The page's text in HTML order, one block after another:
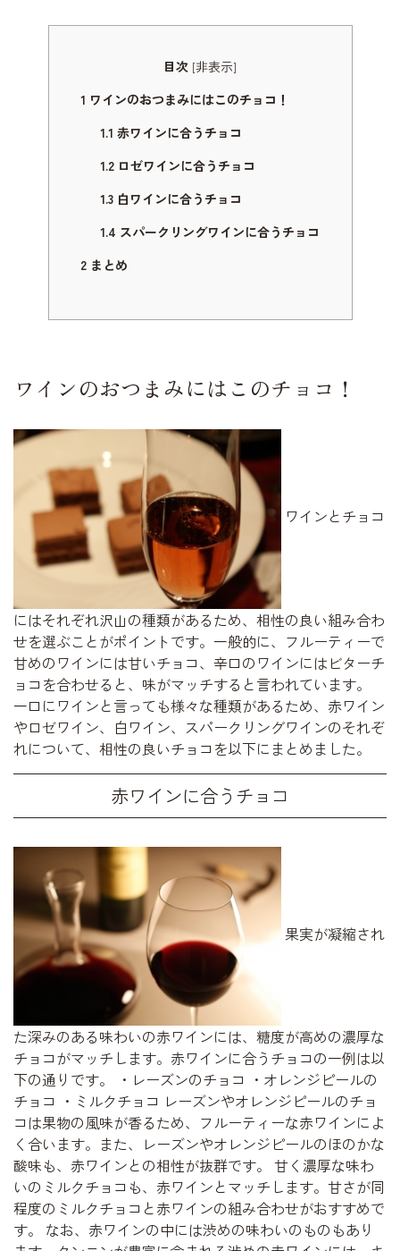
目次 [非表示]
1 ワインのおつまみにはこのチョコ！
1.1 赤ワインに合うチョコ
1.2 ロゼワインに合うチョコ
1.3 白ワインに合うチョコ
1.4 スパークリングワインに合うチョコ
2まとめ
ワインのおつまみにはこのチョコ！
ワインとチョコ
にはそれぞれ沢山の種類があるため、相性の良い組み合わ
せを選ぶことがポイントです。一般的に、フルーティーで
甘めのワインには甘いチョコ、辛口のワインにはビターチ
ョコを合わせると、味がマッチすると言われています。
一口にワインと言っても様々な種類があるため、赤ワイン
やロゼワイン、白ワイン、スパークリングワインのそれぞ
れについて、相性の良いチョコを以下にまとめました。
赤ワインに合うチョコ
果実が凝縮され
た深みのある味わいの赤ワインには、糖度が高めの濃厚な
チョコがマッチします。赤ワインに合うチョコの一例は以
下の通りです。 ・レーズンのチョコ ・オレンジピールの
チョコ ・ミルクチョコ レーズンやオレンジピールのチョ
コは果物の風味が香るため、フルーティーな赤ワインによ
く合います。また、レーズンやオレンジピールのほのかな
酸味も、赤ワインとの相性が抜群です。 甘く濃厚な味わ
いのミルクチョコも、赤ワインとマッチします。甘さが同
程度のミルクチョコと赤ワインの組み合わせがおすすめで
す。 なお、赤ワインの中には渋めの味わいのものもあり